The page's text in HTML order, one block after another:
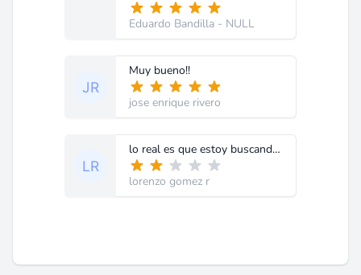
Eduardo Bandilla - NULL
Muy bueno!!
jose enrique rivero
lo real es que estoy buscando el radio lcd klock recciver xh-732 que usa un transistor para el encendido cual no tiene matricula esta borrada,y no puedo hacer pedido por que esta en rojo
lorenzo gomez r